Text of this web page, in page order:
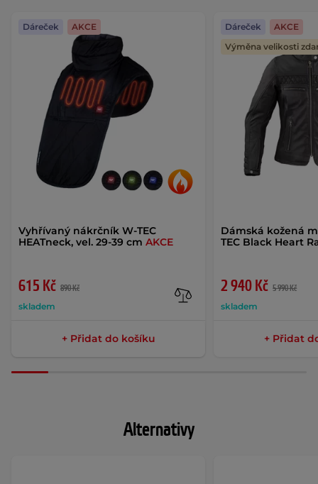
Vyhřívaný nákrčník W-TEC
HEATneck, vel. 29-39 cm AKCE
615 Kč 890 Kč
skladem
Dáreček AKCE
+ Přidat do košíku
Dámská kožená
TEC Black Heart
2 940 Kč 5 990 Kč
skladem
Dáreček
AKCE
Výměna velikosti
+ Přidat
Alternativy